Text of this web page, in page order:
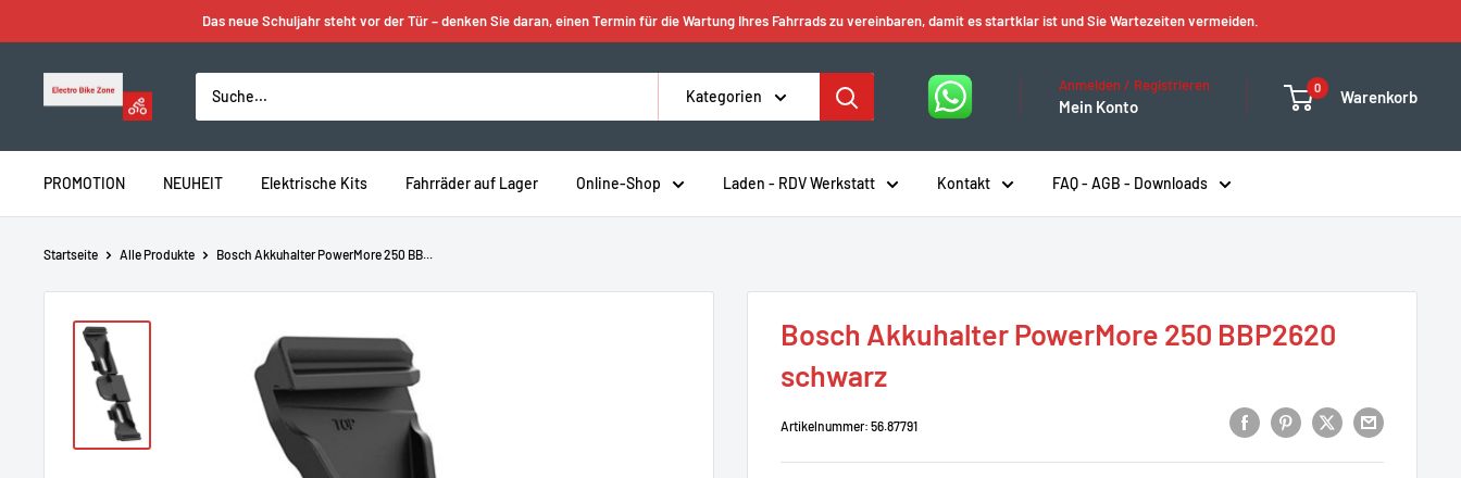
Inhalt
springen
Das neue Schuljahr steht vor der Tür – denken Sie daran, einen Termin für die Wartung Ihres Fahrrads zu vereinbaren, damit es startklar ist und Sie Wartezeiten vermeiden.
Electro
Kategorien
Anmelden / Registrieren
Mein Konto
0 Warenkorb
PROMOTION NEUHEIT Elektrische Kits Fahrräder auf Lager Online-Shop Laden - RDV Werkstatt Kontakt FAQ - AGB - Downloads
Startseite Alle Produkte Bosch Akkuhalter PowerMore 250 BB...
Bosch Akkuhalter PowerMore 250 BBP2620
schwarz
Artikelnummer: 56.87791